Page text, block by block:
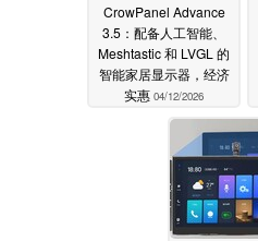
CrowPanel Advance
3.5：配备人工智能、
Meshtastic 和 LVGL 的
智能家居显示器，经济
实惠 04/12/2026